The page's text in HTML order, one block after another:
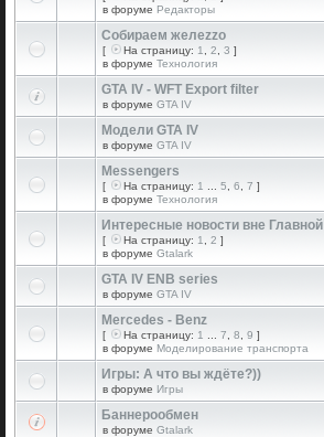
в форуме Редакторы
Собираем желеzzо
[ На страницу: 1 2 3 ]
в форуме Технология
GTA IV - WFT Export filter
в форуме GTA IV
Модели GTA IV
в форуме GTA IV
Messengers
[ На страницу: 1 5 6 7 ]
в форуме Технология
Интересные новости вне Главной
[ На страницу: 1 2 ]
в форуме Gtalark
GTA IV ENB series
в форуме GTA IV
Mercedes - Benz
[ На страницу: 1 7 8 9 ]
в форуме Моделирование транспорта
Игры: А что вы ждёте?))
в форуме Игры
Баннерообмен
в форуме Gtalark